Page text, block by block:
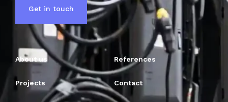
Get in touch
About us References
Projects Contact